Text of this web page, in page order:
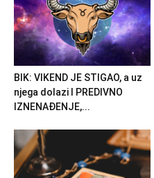
BIK: VIKEND JE STIGAO, a uz
njega dolazi I PREDIVNO
IZNENAĐENJE,...